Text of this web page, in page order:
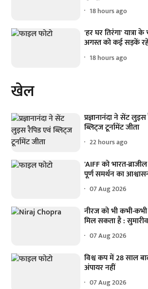
18 hours ago
'हर घर तिरंगा' यात्रा
अगस्त को कई सड़कें
18 hours ago
खेल
प्रज्ञानानंदा ने सेंट
ब्लिट्ज टूर्नामेंट जीता
22 hours ago
'AIFF को भारत-
पूर्ण समर्थन का
07 Aug 2026
नीरज को भी कभी-
मिल सकता है :
07 Aug 2026
विश्व कप में 28 साल
अंपायर नहीं
07 Aug 2026